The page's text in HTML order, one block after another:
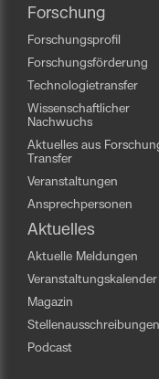
Forschung
Forschungsprofil
Forschungsförderung
Technologietransfer
Wissenschaftlicher
Nachwuchs
Aktuelles aus
Transfer
Veranstaltungen
Ansprechpersonen
Aktuelles
Aktuelle Meldungen
Veranstaltungskalender
Magazin
Stellenausschreibungen
Podcast